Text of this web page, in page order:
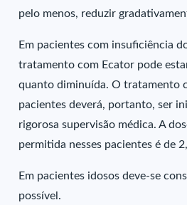
pelo menos, reduzir
Em pacientes com insuficiência
tratamento com Ecator pode
quanto diminuída. O tratamento
pacientes deverá, portanto, ser
rigorosa supervisão médica. A
permitida nesses pacientes é de
Em pacientes idosos deve-se
possível.